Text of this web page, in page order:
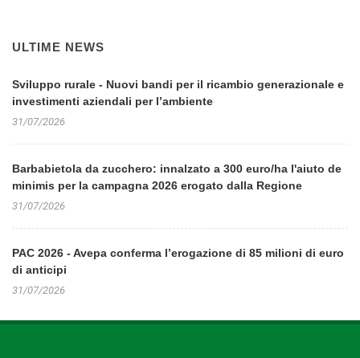
ULTIME NEWS
Sviluppo rurale - Nuovi bandi per il ricambio generazionale e
investimenti aziendali per l’ambiente
31/07/2026
Barbabietola da zucchero: innalzato a 300 euro/ha l'aiuto de
minimis per la campagna 2026 erogato dalla Regione
31/07/2026
PAC 2026 - Avepa conferma l’erogazione di 85 milioni di euro
di anticipi
31/07/2026